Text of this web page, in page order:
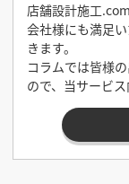
店舗設計施工
会社様にも満足
きます。
コラムでは皆様
ので、当サービ